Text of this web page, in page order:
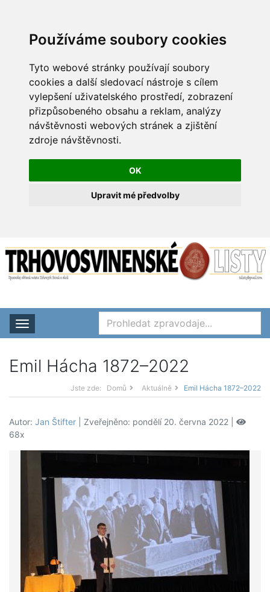
Používáme soubory cookies
Tyto webové stránky používají soubory
cookies a další sledovací nástroje s cílem
vylepšení uživatelského prostředí, zobrazení
přizpůsobeného obsahu a reklam, analýzy
návštěvnosti webových stránek a zjištění
zdroje návštěvnosti.
OK
Upravit mé předvolby
Rozbalit nabídku
Emil Hácha 1872–2022
Jste zde: Domů Aktuálně Emil Hácha 1872–2022
Autor: Jan Štifter | Zveřejněno: pondělí 20. června 2022 |
68x